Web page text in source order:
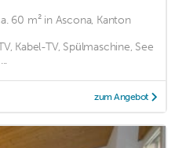
60 m² in Ascona, Kanton
Kabel-TV, Spülmaschine, See
zum Angebot